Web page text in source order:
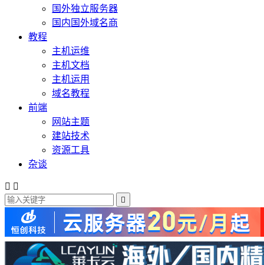
国外独立服务器
国内国外域名商
教程
主机运维
主机文档
主机运用
域名教程
前端
网站主题
建站技术
资源工具
杂谈
 
